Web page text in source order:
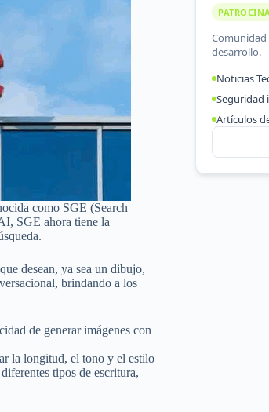
como SGE (Search
SGE ahora tiene la
desean, ya sea un dibujo,
brindando a los
de generar imágenes con
la longitud, el tono y el estilo
tipos de escritura,
desarrollo.
Noticias
Seguridad
Artículos